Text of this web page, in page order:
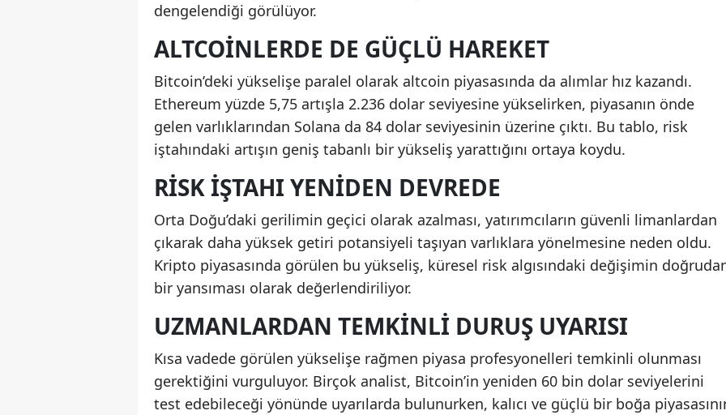
dengelendiği görülüyor.
ALTCOINLERDE DE GÜÇLÜ HAREKET
Bitcoin’deki yükselişe paralel olarak altcoin piyasasında da alımlar hız kazandı.
Ethereum yüzde 5,75 artışla 2.236 dolar seviyesine yükselirken, piyasanın önde
gelen varlıklarından Solana da 84 dolar seviyesinin üzerine çıktı. Bu tablo, risk
iştahındaki artışın geniş tabanlı bir yükseliş yarattığını ortaya koydu.
RISK IŞTAHI YENIDEN DEVREDE
Orta Doğu’daki gerilimin geçici olarak azalması, yatırımcıların güvenli limanlardan
çıkarak daha yüksek getiri potansiyeli taşıyan varlıklara yönelmesine neden oldu.
Kripto piyasasında görülen bu yükseliş, küresel risk algısındaki değişimin
bir yansıması olarak değerlendiriliyor.
UZMANLARDAN TEMKINLI DURUŞ UYARISI
Kısa vadede görülen yükselişe rağmen piyasa profesyonelleri temkinli olunması
gerektiğini vurguluyor. Birçok analist, Bitcoin’in yeniden 60 bin dolar seviyelerini
test edebileceği yönünde uyarılarda bulunurken, kalıcı ve güçlü bir boğa